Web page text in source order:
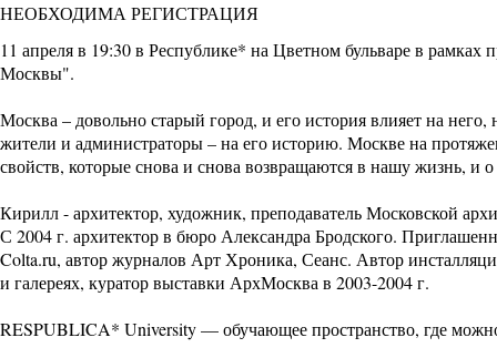
НЕОБХОДИМА РЕГИСТРАЦИЯ
11 апреля в 19:30 в Республике* на Цветном бульваре в
Москвы".
Москва – довольно старый город, и его история влияет на
жители и администраторы – на его историю. Москве на
свойств, которые снова и снова возвращаются в нашу жизнь, и
Кирилл - архитектор, художник, преподаватель Московской
С 2004 г. архитектор в бюро Александра Бродского.
Colta.ru, автор журналов Арт Хроника, Сеанс. Автор
и галереях, куратор выставки АрхМосква в 2003-2004 г.
RESPUBLICA* University— обучающее пространство, где